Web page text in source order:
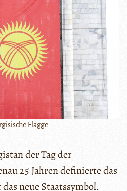
Flagge
der Tag der
25 Jahren definierte das
neue Staatssymbol.